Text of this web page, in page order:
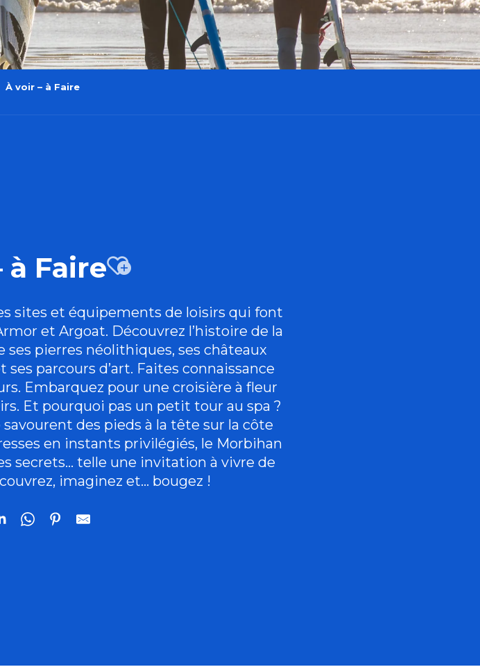
À voir – à Faire
à FaireAjouter aux
sites et équipements de loisirs qui font
et Argoat. Découvrez l’histoire de la
pierres néolithiques, ses châteaux
parcours d’art. Faites connaissance
Embarquez pour une croisière à fleur
Et pourquoi pas un petit tour au spa ?
des pieds à la tête sur la côte
en instants privilégiés, le Morbihan
secrets… telle une invitation à vivre de
imaginez et… bougez !